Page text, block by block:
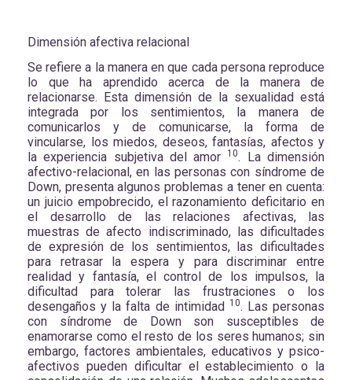
Dimensión afectiva relacional
Se refiere a la manera en que cada persona reproduce
lo que ha aprendido acerca de la manera de
relacionarse. Esta dimensión de la sexualidad está
integrada por los sentimientos, la manera de
comunicarlos y de comunicarse, la forma de
vincularse, los miedos, deseos, fantasías, afectos y
la experiencia subjetiva del amor
10. La dimensión
afectivo-relacional, en las personas con síndrome de
Down, presenta algunos problemas a tener en cuenta:
un juicio empobrecido, el razonamiento deficitario en
el desarrollo de las relaciones afectivas, las
muestras de afecto indiscriminado, las dificultades
de expresión de los sentimientos, las dificultades
para retrasar la espera y para discriminar entre
realidad y fantasía, el control de los impulsos, la
dificultad para tolerar las frustraciones o los
desengaños y la falta de intimidad
10. Las personas
con síndrome de Down son susceptibles de
enamorarse como el resto de los seres humanos; sin
embargo, factores ambientales, educativos y psico-
afectivos pueden dificultar el establecimiento o la